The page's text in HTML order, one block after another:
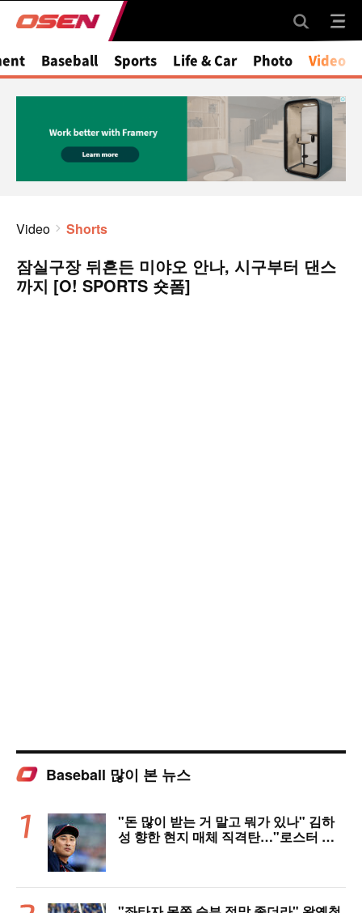
Baseball Sports Life & Car Photo Video
Video Shorts
잠실구장 뒤흔든 미야오 안나, 시구부터 댄스
까지 [O! SPORTS 숏폼]
Baseball 많이 본 뉴스
"돈 많이 받는 거 말고 뭐가 있나" 김하
성 향한 현지 매체 직격탄…"로스터 한